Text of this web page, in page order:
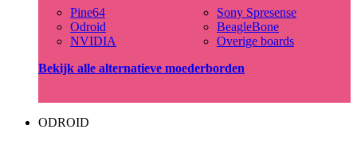
Pine64
Odroid
NVIDIA
Sony Spresense
BeagleBone
Overige boards
Bekijk alle alternatieve moederborden
ODROID